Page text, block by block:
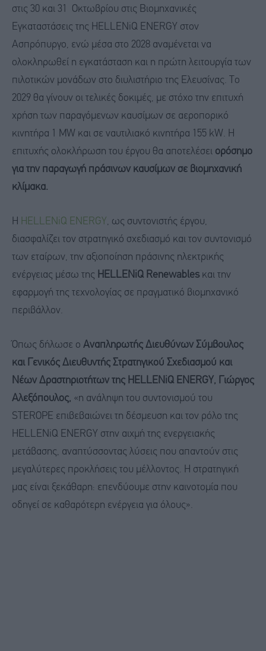
στις 30 και 31 Οκτωβρίου στις Βιομηχανικές
Εγκαταστάσεις της HELLENiQ ENERGY στον
Ασπρόπυργο, ενώ μέσα στο 2028 αναμένεται να
ολοκληρωθεί η εγκατάσταση και η πρώτη λειτουργία των
πιλοτικών μονάδων στο διυλιστήριο της Ελευσίνας. Το
2029 θα γίνουν οι τελικές δοκιμές, με στόχο την επιτυχή
χρήση των παραγόμενων καυσίμων σε αεροπορικό
κινητήρα 1 MW και σε ναυτιλιακό κινητήρα 155 kW. Η
επιτυχής ολοκλήρωση του έργου θα αποτελέσει ορόσημο
για την παραγωγή πράσινων καυσίμων σε βιομηχανική
κλίμακα.
Η HELLENiQ ENERGY, ως συντονιστής έργου,
διασφαλίζει τον στρατηγικό σχεδιασμό και τον συντονισμό
των εταίρων, την αξιοποίηση πράσινης ηλεκτρικής
ενέργειας μέσω της HELLENiQ Renewables και την
εφαρμογή της τεχνολογίας σε πραγματικό βιομηχανικό
περιβάλλον.
Όπως δήλωσε ο Αναπληρωτής Διευθύνων Σύμβουλος
και Γενικός Διευθυντής Στρατηγικού Σχεδιασμού και
Νέων Δραστηριοτήτων της HELLENiQ ENERGY, Γιώργος
Αλεξόπουλος, «η ανάληψη του συντονισμού του
STEROPE επιβεβαιώνει τη δέσμευση και τον ρόλο της
HELLENiQ ENERGY στην αιχμή της ενεργειακής
μετάβασης, αναπτύσσοντας λύσεις που απαντούν στις
μεγαλύτερες προκλήσεις του μέλλοντος. Η στρατηγική
μας είναι ξεκάθαρη: επενδύουμε στην καινοτομία που
οδηγεί σε καθαρότερη ενέργεια για όλους».